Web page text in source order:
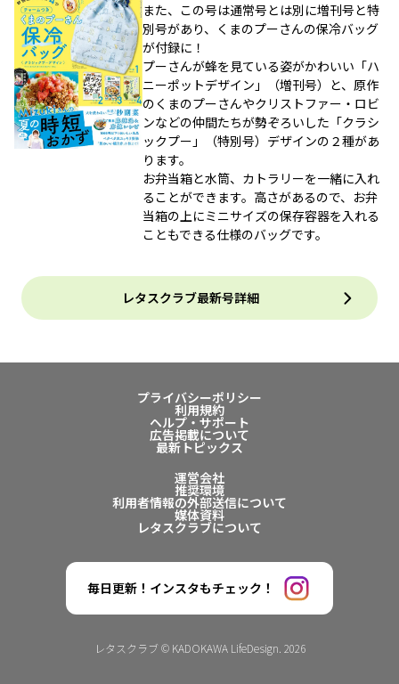
また、この号は通常号とは別に増刊号と特
別号があり、くまのプーさんの保冷バッグ
が付録に！
プーさんが蜂を見ている姿がかわいい「ハ
ニーポットデザイン」（増刊号）と、原作
のくまのプーさんやクリストファー・ロビ
ンなどの仲間たちが勢ぞろいした「クラシ
ックプー」（特別号）デザインの２種があ
ります。
お弁当箱と水筒、カトラリーを一緒に入れ
ることができます。高さがあるので、お弁
当箱の上にミニサイズの保存容器を入れる
こともできる仕様のバッグです。
レタスクラブ最新号詳細
プライバシーポリシー
利用規約
ヘルプ・サポート
広告掲載について
最新トピックス
運営会社
推奨環境
利用者情報の外部送信について
媒体資料
レタスクラブについて
毎日更新！インスタもチェック！
レタスクラブ © KADOKAWA LifeDesign. 2026